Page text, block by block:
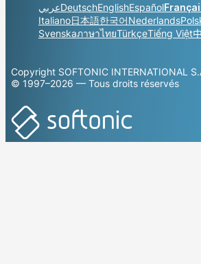
عربيDeutschEnglishEspañol
Italiano日本語한국어Nederlands
SvenskaภาษาไทยTürkçeTiếng Việt
Copyright SOFTONIC INTERNATIONAL
© 1997–2026 — Tous droits réservés